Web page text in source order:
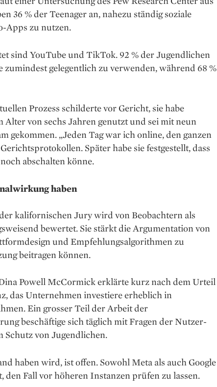
36 % der Teenager an, nahezu ständig soziale
Apps zu nutzen.
sind YouTube und TikTok. 92 % der Jugendlichen
zumindest gelegentlich zu verwenden, während 68 %
Prozess schilderte vor Gericht, sie habe
Alter von sechs Jahren genutzt und sei mit neun
gekommen. „Jeden Tag war ich online, den ganzen
Später habe sie festgestellt, dass
abschalten könne.
haben
kalifornischen Jury wird von Beobachtern als
bewertet. Sie stärkt die Argumentation von
und Empfehlungsalgorithmen zu
beitragen können.
Powell McCormick erklärte kurz nach dem Urteil
das Unternehmen investiere erheblich in
Ein grosser Teil der Arbeit der
beschäftige sich täglich mit Fragen der Nutzer­
Schutz von Jugendlichen.
haben wird, ist offen. Sowohl Meta als auch Google
den Fall vor höheren Instanzen prüfen zu lassen.